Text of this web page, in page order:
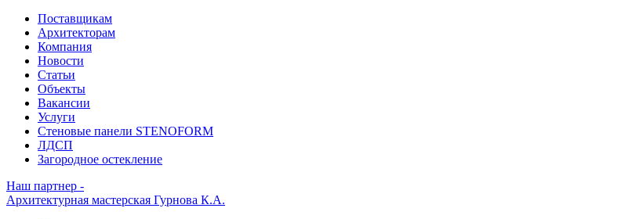
Поставщикам
Архитекторам
Компания
Новости
Статьи
Объекты
Вакансии
Услуги
Стеновые панели STENOFORM
ЛДСП
Загородное остекление
Наш партнер -
Архитектурная мастерская Гурнова К.А.